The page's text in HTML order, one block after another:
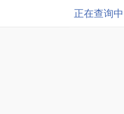
正在查询中